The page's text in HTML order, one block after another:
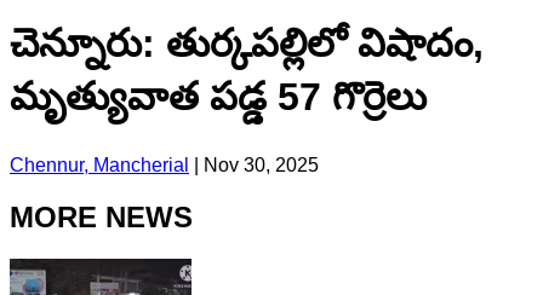
చెన్నూరు: తుర్కపల్లిలో విషాదం,
మృత్యువాత పడ్డ 57 గొర్రెలు
Chennur, Mancherial Nov 30, 2025
MORE NEWS